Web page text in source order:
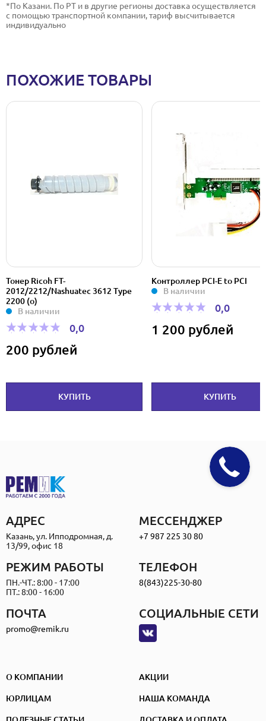
*По Казани. По РТ и в другие регионы доставка осуществляется
с помощью транспортной компании, тариф высчитывается
индивидуально
ПОХОЖИЕ ТОВАРЫ
Тонер Ricoh FT-
2012/2212/Nashuatec 3612 Type
2200 (o)
В наличии
0,0
200 рублей
КУПИТЬ
Контроллер PCI-E to PCI
В наличии
0,0
1 200 рублей
КУПИТЬ
АДРЕС
Казань, ул. Ипподромная, д.
13/99, офис 18
МЕССЕНДЖЕР
+7 987 225 30 80
ПОЧТА
promo@remik.ru
РЕЖИМ РАБОТЫ
ПН.-ЧТ.: 8:00 - 17:00
ПТ.: 8:00 - 16:00
ТЕЛЕФОН
8(843)225-30-80
СОЦИАЛЬНЫЕ СЕТИ
О КОМПАНИИ АКЦИИ
ЮРЛИЦАМ НАША КОМАНДА